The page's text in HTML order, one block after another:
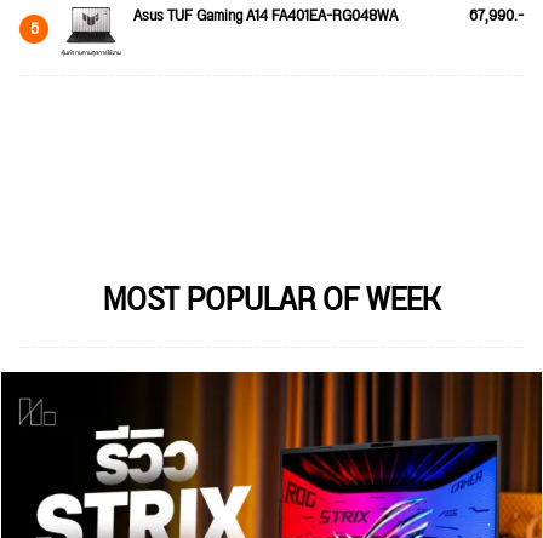
5 Asus TUF Gaming A14 FA401EA-RG048WA 67,990.-
MOST POPULAR OF WEEK